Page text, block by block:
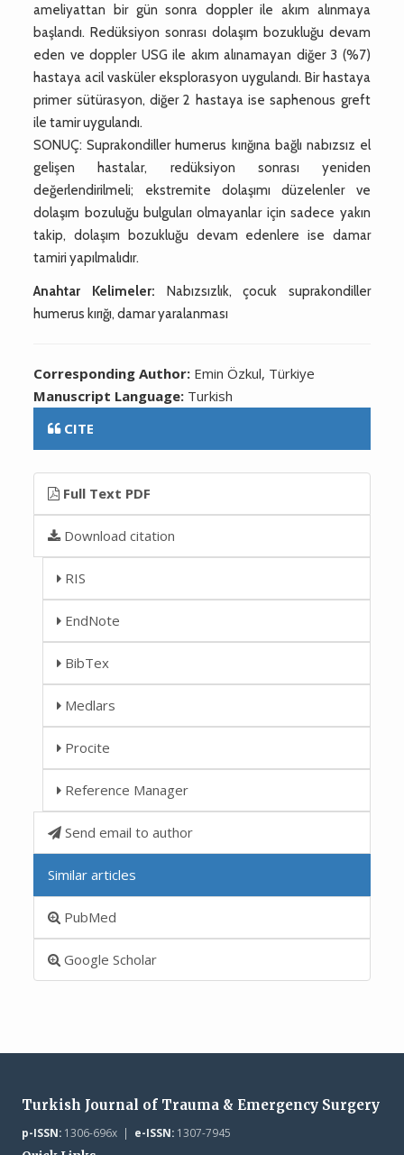
ameliyattan bir gün sonra doppler ile akım alınmaya
başlandı. Redüksiyon sonrası dolaşım bozukluğu devam
eden ve doppler USG ile akım alınamayan diğer 3 (%7)
hastaya acil vasküler eksplorasyon uygulandı. Bir hastaya
primer sütürasyon, diğer 2 hastaya ise saphenous greft
ile tamir uygulandı.
SONUÇ: Suprakondiller humerus kırığına bağlı nabızsız el
gelişen hastalar, redüksiyon sonrası yeniden
değerlendirilmeli; ekstremite dolaşımı düzelenler ve
dolaşım bozuluğu bulguları olmayanlar için sadece yakın
takip, dolaşım bozukluğu devam edenlere ise damar
tamiri yapılmalıdır.
Anahtar Kelimeler: Nabızsızlık, çocuk suprakondiller
humerus kırığı, damar yaralanması
Corresponding Author: Emin Özkul, Türkiye
Manuscript Language: Turkish
CITE
Full Text PDF
Download citation
RIS
EndNote
BibTex
Medlars
Procite
Reference Manager
Send email to author
Similar articles
PubMed
Google Scholar
Turkish Journal of Trauma & Emergency Surgery
p-ISSN:1306-696x | e-ISSN:1307-7945